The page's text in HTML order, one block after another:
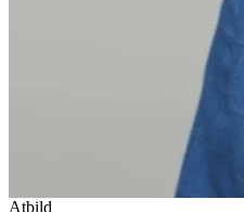
Atbild